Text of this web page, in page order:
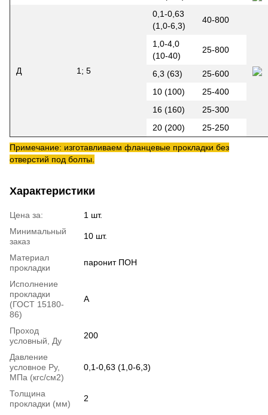
Д 1; 5
0,1-0,63
(1,0-6,3)
40-800
1,0-4,0
(10-40)
25-800
6,3 (63)
25-600
10 (100)
25-400
16 (160)
25-300
20 (200)
25-250
Примечание: изготавливаем фланцевые прокладки без
отверстий под болты.
Характеристики
Цена за:
1 шт.
Минимальный
заказ
10 шт.
Материал
прокладки
паронит ПОН
Исполнение
прокладки
(ГОСТ 15180-
86)
А
Проход
условный, Ду
200
Давление
условное Ру,
МПа (кгс/см2)
0,1-0,63 (1,0-6,3)
Толщина
прокладки (мм)
2